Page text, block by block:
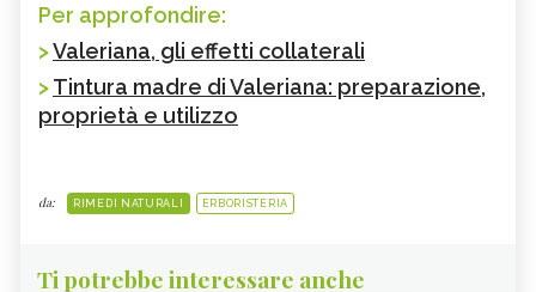
Per approfondire:
>Valeriana, gli effetti collaterali
>Tintura madre di Valeriana: preparazione,
proprietà e utilizzo
da: RIMEDI NATURALI ERBORISTERIA
Ti potrebbe interessare anche